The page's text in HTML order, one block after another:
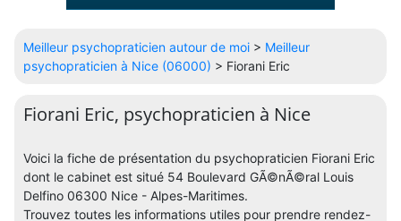
Meilleur psychopraticien autour de moi > Meilleur
psychopraticien à Nice (06000) > Fiorani Eric
Fiorani Eric, psychopraticien à Nice
Voici la fiche de présentation du psychopraticien Fiorani Eric
dont le cabinet est situé 54 Boulevard GÃ©nÃ©ral Louis
Delfino 06300 Nice - Alpes-Maritimes.
Trouvez toutes les informations utiles pour prendre rendez-